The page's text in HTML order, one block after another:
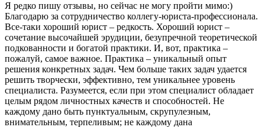
Я редко пишу отзывы, но сейчас не могу пройти мимо:)
Благодарю за сотрудничество коллегу-юриста-профессионала.
Все-таки хороший юрист – редкость. Хороший юрист –
сочетание высочайшей эрудиции, безупречной теоретической
подкованности и богатой практики. И, вот, практика –
пожалуй, самое важное. Практика – уникальный опыт
решения конкретных задач. Чем больше таких задач удается
решить творчески, эффективно, тем уникальнее уровень
специалиста. Разумеется, если при этом специалист обладает
целым рядом личностных качеств и способностей. Не
каждому дано быть пунктуальным, скрупулезным,
внимательным, терпеливым; не каждому дана